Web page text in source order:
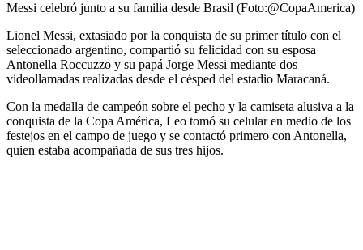
Messi celebró junto a su familia desde Brasil (Foto:@CopaAmerica)
Lionel Messi, extasiado por la conquista de su primer título con el
seleccionado argentino, compartió su felicidad con su esposa
Antonella Roccuzzo y su papá Jorge Messi mediante dos
videollamadas realizadas desde el césped del estadio Maracaná.
Con la medalla de campeón sobre el pecho y la camiseta alusiva a la
conquista de la Copa América, Leo tomó su celular en medio de los
festejos en el campo de juego y se contactó primero con Antonella,
quien estaba acompañada de sus tres hijos.